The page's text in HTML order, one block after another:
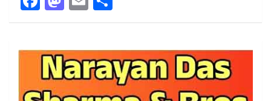
a
b
o
a
o
d
m h
e